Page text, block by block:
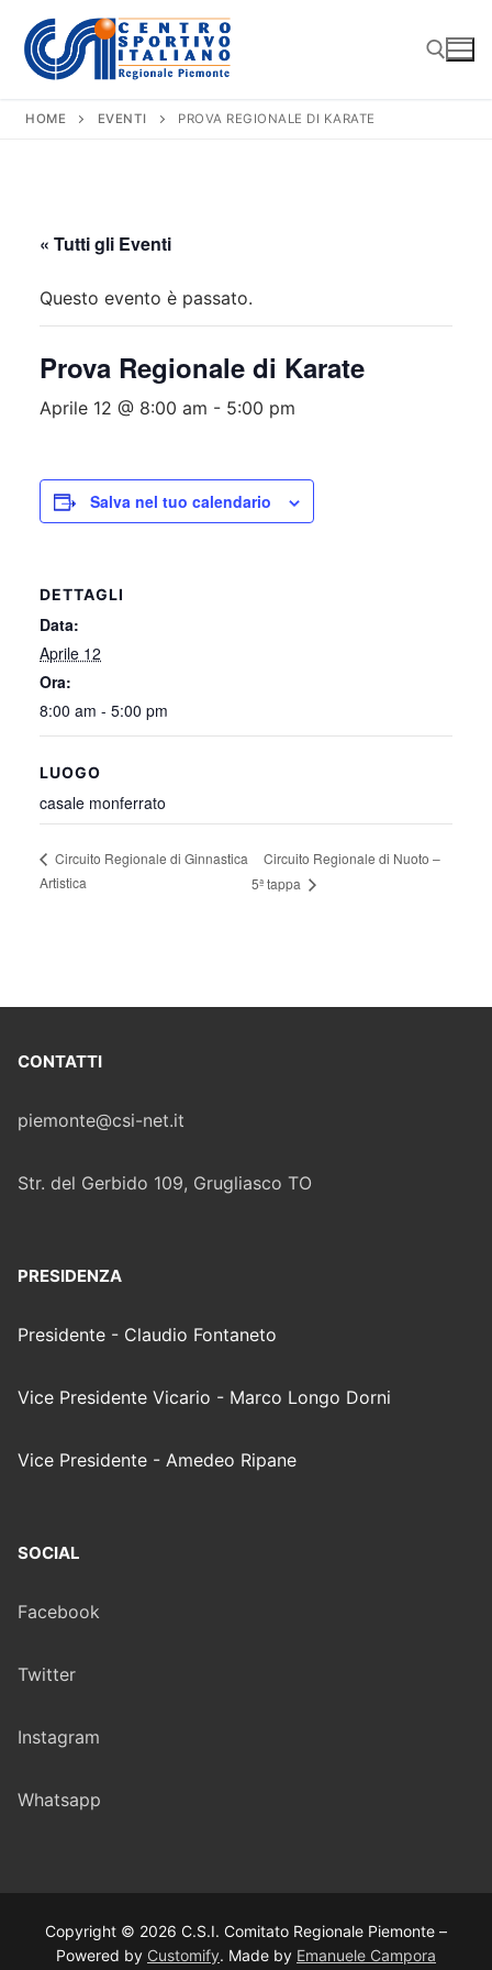
contenuto
HOME EVENTI PROVA REGIONALE DI KARATE
« Tutti gli Eventi
Questo evento è passato.
Prova Regionale di Karate
Aprile 12 @ 8:00 am - 5:00 pm
Salva nel tuo calendario
DETTAGLI
Data:
Aprile 12
Ora:
8:00 am - 5:00 pm
LUOGO
casale monferrato
Circuito Regionale di Ginnastica
Artistica
Circuito Regionale di Nuoto –
5ª tappa
CONTATTI
piemonte@csi-net.it
Str. del Gerbido 109, Grugliasco TO
PRESIDENZA
Presidente - Claudio Fontaneto
Vice Presidente Vicario - Marco Longo Dorni
Vice Presidente - Amedeo Ripane
SOCIAL
Facebook
Twitter
Instagram
Whatsapp
Copyright © 2026 C.S.I. Comitato Regionale Piemonte –
Powered by Customify. Made by Emanuele Campora